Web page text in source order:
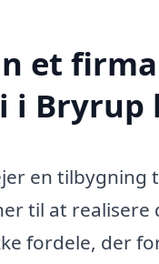
et
i Bryrup
en tilbygning
til at realisere
fordele, der